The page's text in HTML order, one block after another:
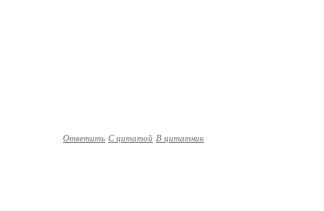
Ответить С цитатой В цитатник